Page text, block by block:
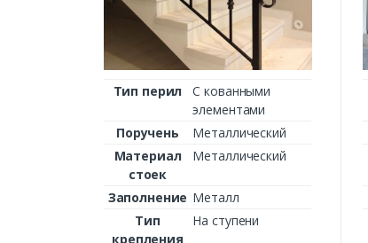
Тип перил
С кованными
элементами
Поручень
Металлический
Материал
стоек
Металлический
Заполнение Металл
Тип
крепления
На ступени